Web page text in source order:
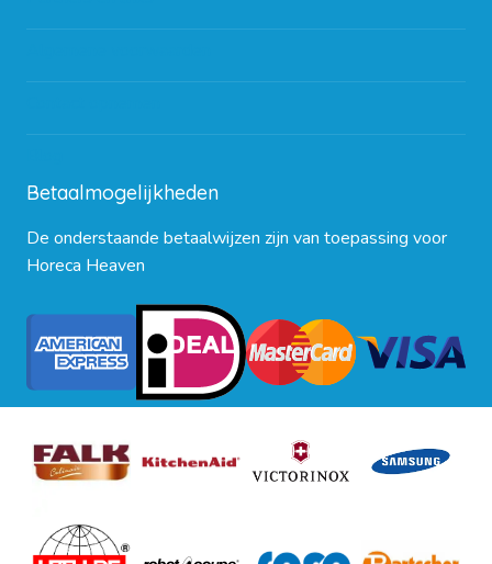
Betaalmogelijkheden
De onderstaande betaalwijzen zijn van toepassing voor
Horeca Heaven